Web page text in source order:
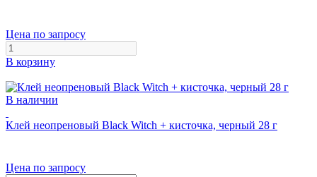
Цена по запросу
В корзину
В наличии
Клей неопреновый Black Witch + кисточка, черный 28 г
Цена по запросу